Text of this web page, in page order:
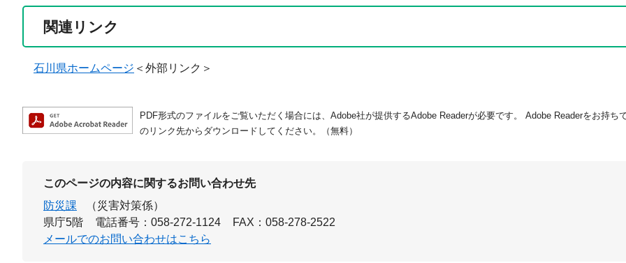
関連リンク
石川県ホームページ ＜外部リンク＞
PDF形式のファイルをご覧いただく場合には、Adobe社が提供するAdobe Readerが必要です。
Adobe Readerをお持ち
のリンク先からダウンロードしてください。（無料）
このページの内容に関するお問い合わせ先
防災課
（災害対策係）
県庁5階
電話番号：058-272-1124
FAX：058-278-2522
メールでのお問い合わせはこちら